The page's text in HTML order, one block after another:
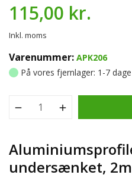
undersænket, 2m
115,00 kr.
Inkl. moms
Varenummer: APK206
På vores fjernlager: 1-7 dage